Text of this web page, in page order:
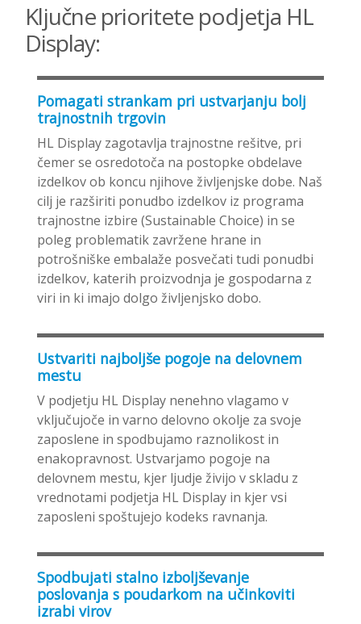
Ključne prioritete podjetja HL
Display:
Pomagati strankam pri ustvarjanju bolj
trajnostnih trgovin
HL Display zagotavlja trajnostne rešitve, pri
čemer se osredotoča na postopke obdelave
izdelkov ob koncu njihove življenjske dobe. Naš
cilj je razširiti ponudbo izdelkov iz programa
trajnostne izbire (Sustainable Choice) in se
poleg problematik zavržene hrane in
potrošniške embalaže posvečati tudi ponudbi
izdelkov, katerih proizvodnja je gospodarna z
viri in ki imajo dolgo življenjsko dobo.
Ustvariti najboljše pogoje na delovnem
mestu
V podjetju HL Display nenehno vlagamo v
vključujoče in varno delovno okolje za svoje
zaposlene in spodbujamo raznolikost in
enakopravnost. Ustvarjamo pogoje na
delovnem mestu, kjer ljudje živijo v skladu z
vrednotami podjetja HL Display in kjer vsi
zaposleni spoštujejo kodeks ravnanja.
Spodbujati stalno izboljševanje
poslovanja s poudarkom na učinkoviti
izrabi virov